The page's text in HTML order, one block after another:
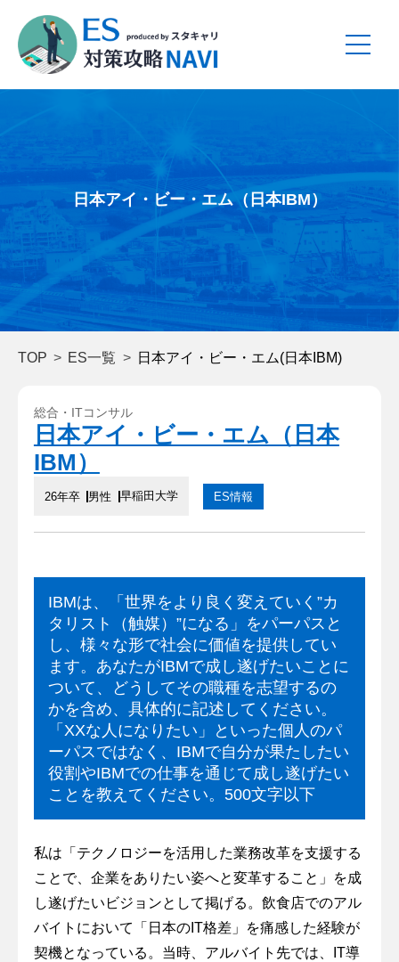
日本アイ・ビー・エム（日本IBM）
TOP ES一覧 日本アイ・ビー・エム(日本IBM)
総合・ITコンサル
日本アイ・ビー・エム（日本
IBM）
26年卒 男性 早稲田大学 ES情報
IBMは、「世界をより良く変えていく”カ
タリスト（触媒）”になる」をパーパスと
し、様々な形で社会に価値を提供してい
ます。あなたがIBMで成し遂げたいことに
ついて、どうしてその職種を志望するの
かを含め、具体的に記述してください。
「XXな人になりたい」といった個人のパ
ーパスではなく、IBMで自分が果たしたい
役割やIBMでの仕事を通じて成し遂げたい
ことを教えてください。500文字以下
私は「テクノロジーを活用した業務改革を支援する
ことで、企業をありたい姿へと変革すること」を成
し遂げたいビジョンとして掲げる。飲食店でのアル
バイトにおいて「日本のIT格差」を痛感した経験が
契機となっている。当時、アルバイト先では、IT導